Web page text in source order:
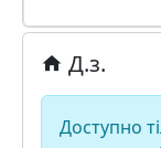
Д.з.
Доступно